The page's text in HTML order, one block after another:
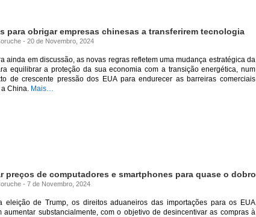
para obrigar empresas chinesas a transferirem tecnologia
- 20 de Novembro, 2024
ainda em discussão, as novas regras refletem uma mudança estratégica da
equilibrar a proteção da sua economia com a transição energética, num
de crescente pressão dos EUA para endurecer as barreiras comerciais
China. Mais…
preços de computadores e smartphones para quase o dobro
- 7 de Novembro, 2024
eleição de Trump, os direitos aduaneiros das importações para os EUA
aumentar substancialmente, com o objetivo de desincentivar as compras à